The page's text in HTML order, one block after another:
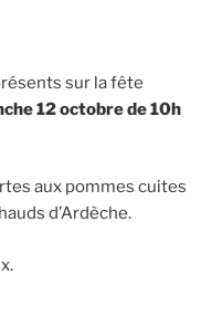
sur la fête
12 octobre de 10h
aux pommes cuites
d’Ardèche.